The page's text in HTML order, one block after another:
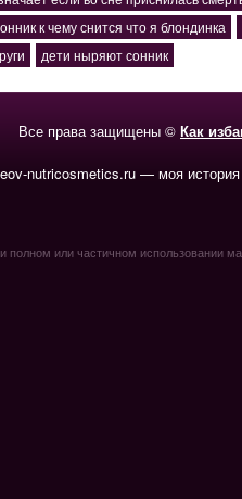
к чему снится что я блондинка
дети ныряют сонник
Все права защищены © Как
nutricosmetics.ru — моя
полном или частичном использовании